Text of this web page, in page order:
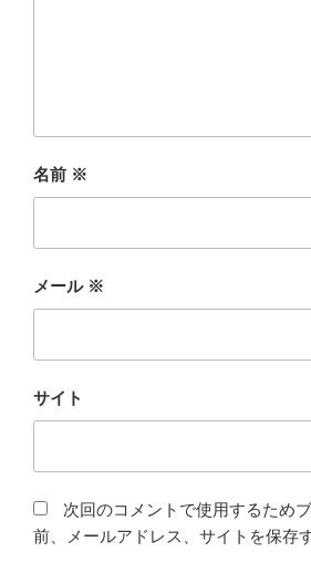
名前 ※
メール ※
サイト
次回のコメントで使用するため
前、メールアドレス、サイトを保存す